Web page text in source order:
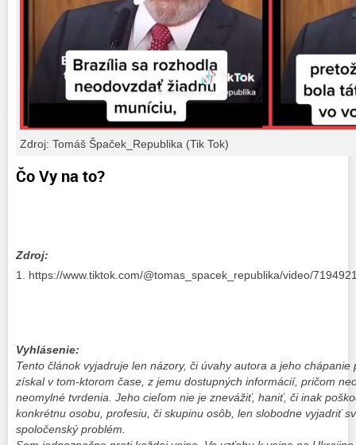
Zdroj: Tomáš Špaček_Republika (Tik Tok)
Čo Vy na to?
Zdroj:
https://www.tiktok.com/@tomas_spacek_republika/video/
Vyhlásenie:
Tento článok vyjadruje len názory, či úvahy autora a jeho chápanie
získal v tom-ktorom čase, z jemu dostupných informácií, pričom
neomylné tvrdenia. Jeho cieľom nie je znevážiť, haniť, či inak
konkrétnu osobu, profesiu, či skupinu osôb, len slobodne vyjadriť
spoločenský problém.